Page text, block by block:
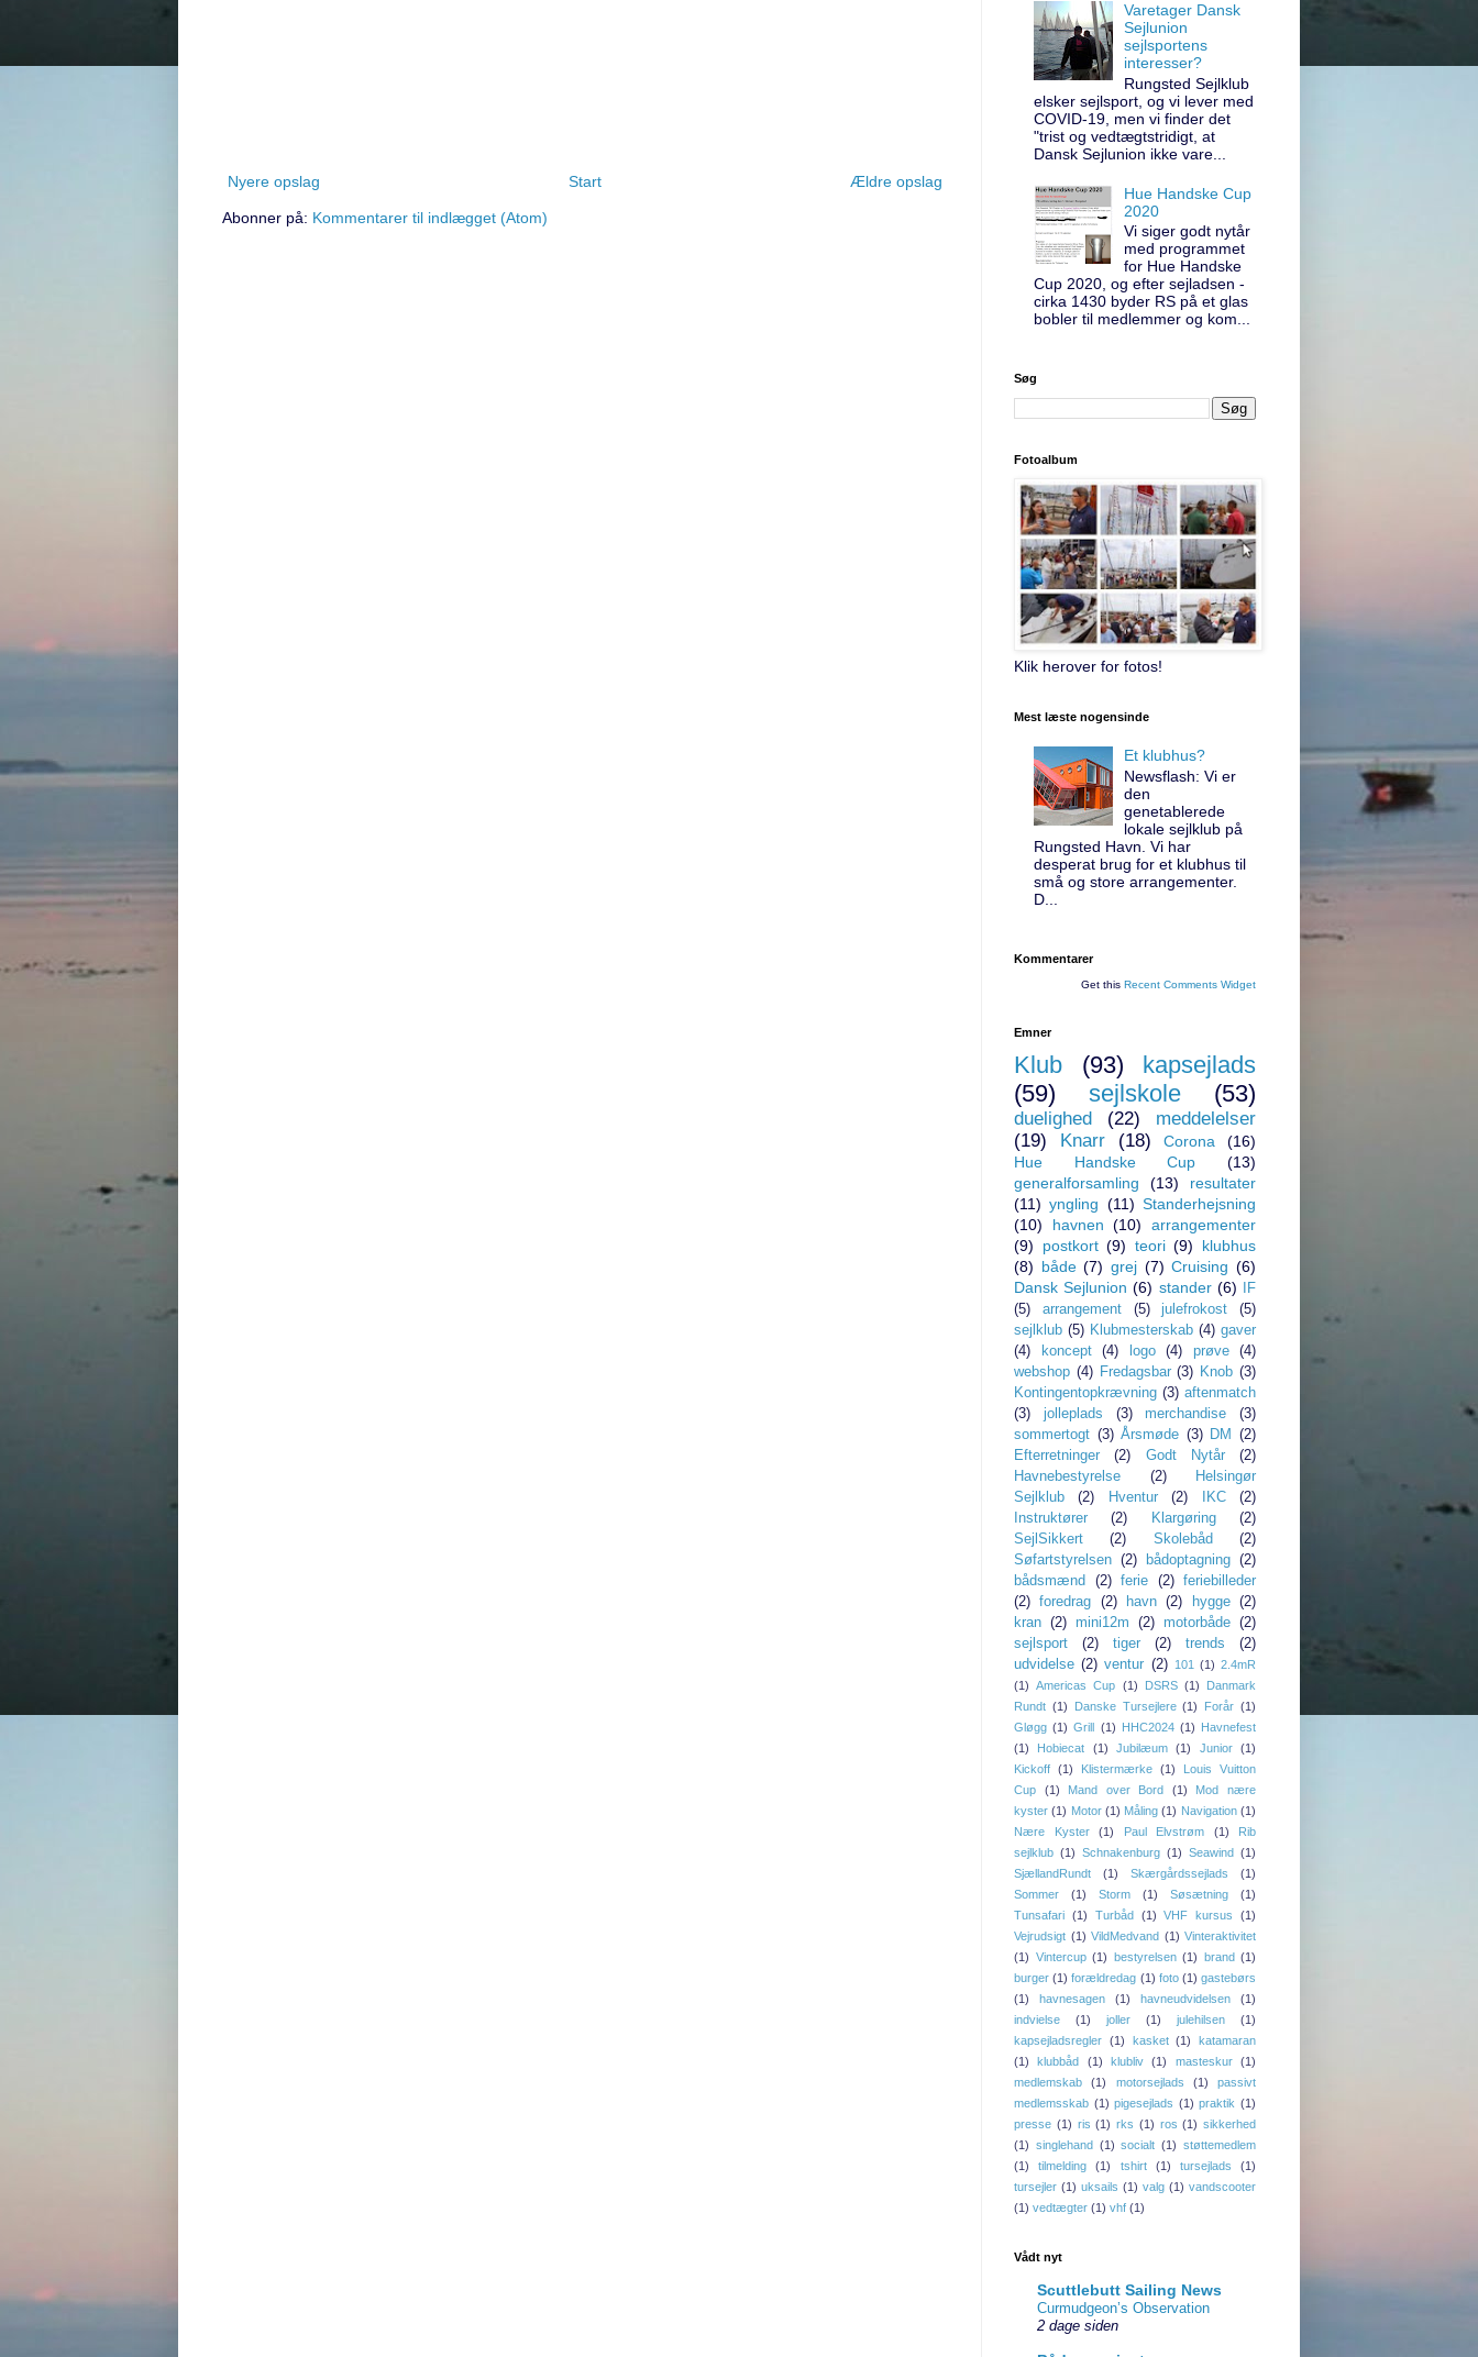
Nyere opslag Ældre opslag
Start
Abonner på: Kommentarer til indlægget (Atom)
Varetager Dansk
Sejlunion
sejlsportens
interesser?
Rungsted Sejlklub
elsker sejlsport, og vi lever med
COVID-19, men vi finder det
"trist og vedtægtstridigt, at
Dansk Sejlunion ikke vare...
Hue Handske Cup
2020
Vi siger godt nytår
med programmet
for Hue Handske
Cup 2020, og efter sejladsen -
cirka 1430 byder RS på et glas
bobler til medlemmer og kom...
Søg
Fotoalbum
Klik herover for fotos!
Mest læste nogensinde
Et klubhus?
Newsflash: Vi er
den
genetablerede
lokale sejlklub på
Rungsted Havn. Vi har
desperat brug for et klubhus til
små og store arrangementer.
D...
Kommentarer
Get this Recent Comments Widget
Emner
Klub (93)
kapsejlads
(59)
sejlskole (53)
duelighed (22)
meddelelser
(19)
Knarr (18) Corona
(16)
Hue Handske Cup
(13)
generalforsamling
(13)
resultater
(11) yngling (11) Standerhejsning
(10)
havnen (10)
arrangementer
(9)
postkort (9) teori (9)
klubhus
(8) både (7) grej (7) Cruising (6)
Dansk Sejlunion (6) stander (6)
IF
(5)
arrangement (5) julefrokost
(5)
sejlklub (5) Klubmesterskab (4) gaver
(4)
koncept (4) logo (4) prøve
(4)
webshop (4) Fredagsbar (3) Knob (3)
Kontingentopkrævning (3) aftenmatch
(3)
jolleplads (3) merchandise
(3)
sommertogt (3) Årsmøde (3) DM
(2)
Efterretninger
(2) Godt Nytår
(2)
Havnebestyrelse
(2)
Helsingør
Sejlklub
(2) Hventur (2) IKC
(2)
Instruktører
(2) Klargøring
(2)
SejlSikkert
(2) Skolebåd
(2)
Søfartstyrelsen (2) bådoptagning (2)
bådsmænd
(2) ferie (2)
feriebilleder
(2) foredrag (2) havn (2) hygge (2)
kran (2) mini12m (2) motorbåde (2)
sejlsport
(2) tiger (2) trends
(2)
udvidelse (2) ventur (2) 101 (1) 2.4mR
(1) Americas Cup (1) DSRS (1)
Danmark
Rundt (1) Danske Tursejlere (1) Forår (1)
Gløgg (1) Grill (1) HHC2024 (1) Havnefest
(1)
Hobiecat (1) Jubilæum (1) Junior
(1)
Kickoff (1) Klistermærke (1)
Louis Vuitton
Cup
(1) Mand over Bord (1)
Mod nære
kyster (1) Motor (1) Måling (1) Navigation (1)
Nære Kyster
(1) Paul Elvstrøm (1)
Rib
sejlklub (1) Schnakenburg (1) Seawind (1)
SjællandRundt
(1) Skærgårdssejlads
(1)
Sommer
(1) Storm (1) Søsætning
(1)
Tunsafari (1) Turbåd (1) VHF kursus
(1)
Vejrudsigt (1) VildMedvand (1) Vinteraktivitet
(1) Vintercup (1) bestyrelsen (1) brand (1)
burger (1) forældredag (1) foto (1) gastebørs
(1)
havnesagen (1) havneudvidelsen
(1)
indvielse
(1) joller (1) julehilsen
(1)
kapsejladsregler (1) kasket (1)
katamaran
(1)
klubbåd (1) klubliv (1) masteskur
(1)
medlemskab
(1) motorsejlads (1)
passivt
medlemsskab (1) pigesejlads (1) praktik (1)
presse (1) ris (1) rks (1) ros (1) sikkerhed
(1) singlehand (1) socialt (1) støttemedlem
(1)
tilmelding (1) tshirt (1) tursejlads
(1)
tursejler (1) uksails (1) valg (1) vandscooter
(1) vedtægter (1) vhf (1)
Vådt nyt
Scuttlebutt Sailing News
Curmudgeon’s Observation
2 dage siden